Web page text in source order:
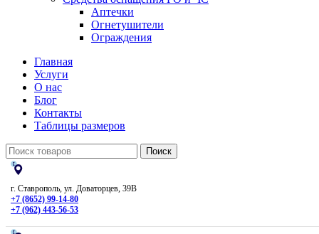
Аптечки
Огнетушители
Ограждения
Главная
Услуги
О нас
Блог
Контакты
Таблицы размеров
Поиск
г. Ставрополь, ул. Доваторцев, 39В
+7 (8652) 99-14-80
+7 (962) 443-56-53